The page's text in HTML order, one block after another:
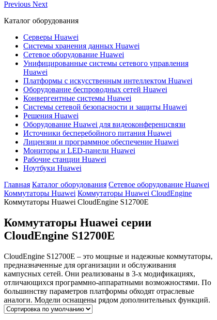
Previous Next
Каталог оборудования
Серверы Huawei
Системы хранения данных Huawei
Сетевое оборудование Huawei
Унифицированные системы сетевого управления
Huawei
Платформы с искусственным интеллектом Huawei
Оборудование беспроводных сетей Huawei
Конвергентные системы Huawei
Системы сетевой безопасности и защиты Huawei
Решения Huawei
Оборудование Huawei для видеоконференцсвязи
Источники бесперебойного питания Huawei
Лицензии и программное обеспечение Huawei
Мониторы и LED-панели Huawei
Рабочие станции Huawei
Ноутбуки Huawei
Главная Каталог оборудования Сетевое оборудование Huawei
Коммутаторы Huawei Коммутаторы Huawei CloudEngine
Коммутаторы Huawei CloudEngine S12700E
Коммутаторы Huawei серии
CloudEngine S12700E
CloudEngine S12700E – это мощные и надежные коммутаторы,
предназначенные для организации и обслуживания
кампусных сетей. Они реализованы в 3-х модификациях,
отличающихся программно-аппаратными возможностями. По
большинству параметров платформы обходят отраслевые
аналоги. Модели оснащены рядом дополнительных функций.